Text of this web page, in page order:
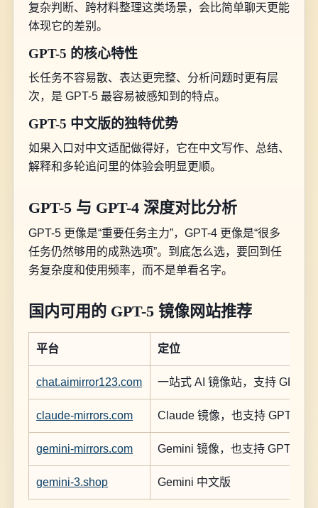
复杂判断、跨材料整理这类场景，会比简单聊天更能
体现它的差别。
GPT-5 的核心特性
长任务不容易散、表达更完整、分析问题时更有层
次，是 GPT-5 最容易被感知到的特点。
GPT-5 中文版的独特优势
如果入口对中文适配做得好，它在中文写作、总结、
解释和多轮追问里的体验会明显更顺。
GPT-5 与 GPT-4 深度对比分析
GPT-5 更像是“重要任务主力”，GPT-4 更像是“很多
任务仍然够用的成熟选项”。到底怎么选，要回到任
务复杂度和使用频率，而不是单看名字。
国内可用的 GPT-5 镜像网站推荐
平台 定位
chat.aimirror123.com 一站式 AI 镜像站，支持 GPT
claude-mirrors.com Claude 镜像，也支持 GPT
gemini-mirrors.com Gemini 镜像，也支持 GPT
gemini-3.shop Gemini 中文版